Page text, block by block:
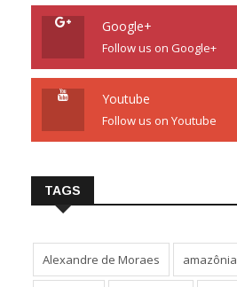
Google+
Follow us on Google+
Youtube
Follow us on Youtube
TAGS
Alexandre de Moraes amazônia